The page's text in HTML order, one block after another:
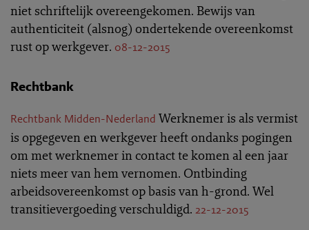
niet schriftelijk overeengekomen. Bewijs van
authenticiteit (alsnog) ondertekende overeenkomst
rust op werkgever. 08-12-2015
Rechtbank
Rechtbank Midden-Nederland Werknemer is als vermist
is opgegeven en werkgever heeft ondanks pogingen
om met werknemer in contact te komen al een jaar
niets meer van hem vernomen. Ontbinding
arbeidsovereenkomst op basis van h-grond. Wel
transitievergoeding verschuldigd. 22-12-2015